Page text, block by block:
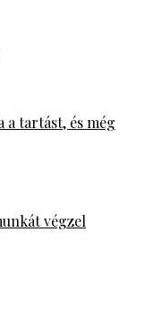
a tartást, és még
végzel